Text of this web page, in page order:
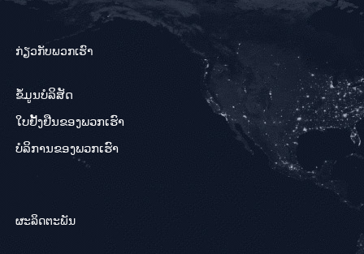
ກ່ຽວກັບພວກເຮົາ
ຂໍ້ມູນບໍລິສັດ
ໃບຢັ້ງຢືນຂອງພວກເຮົາ
ບໍລິການຂອງພວກເຮົາ
ຜະລິດຕະພັນ